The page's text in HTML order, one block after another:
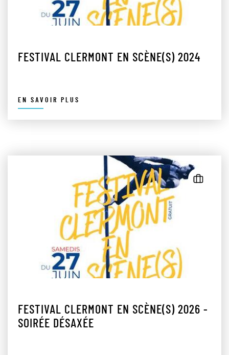
FESTIVAL CLERMONT EN SCÈNE(S) 2024
EN SAVOIR PLUS
FESTIVAL CLERMONT EN SCÈNE(S) 2026 -
SOIRÉE DÉSAXÉE